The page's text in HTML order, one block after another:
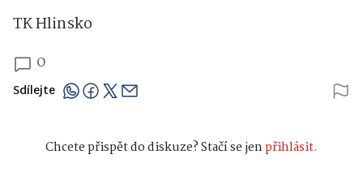
TK Hlinsko
0
Sdílejte
Chcete přispět do diskuze? Stačí se jenpřihlásit.